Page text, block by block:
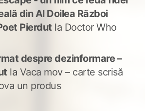
din Al Doilea Război
Pierdut la Doctor Who
despre dezinformare –
la Vaca mov – carte scrisă
un produs